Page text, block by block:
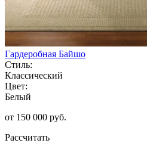
Гардеробная Байшо
Стиль:
Классический
Цвет:
Белый
от 150 000 руб.
Рассчитать